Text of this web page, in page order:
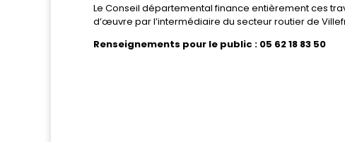
Le Conseil départemental finance entièrement ces
d’œuvre par l’intermédiaire du secteur routier de
Renseignements pour le public : 05 62 18 83 50